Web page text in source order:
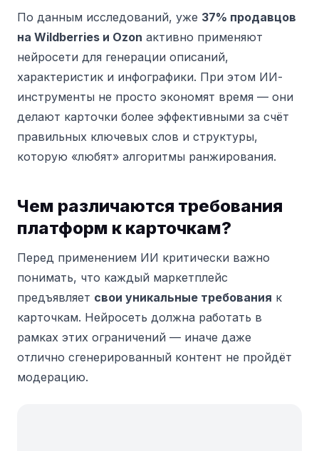
По данным исследований, уже 37% продавцов
на Wildberries и Ozon активно применяют
нейросети для генерации описаний,
характеристик и инфографики. При этом ИИ-
инструменты не просто экономят время — они
делают карточки более эффективными за счёт
правильных ключевых слов и структуры,
которую «любят» алгоритмы ранжирования.
Чем различаются требования
платформ к карточкам?
Перед применением ИИ критически важно
понимать, что каждый маркетплейс
предъявляет свои уникальные требования к
карточкам. Нейросеть должна работать в
рамках этих ограничений — иначе даже
отлично сгенерированный контент не пройдёт
модерацию.